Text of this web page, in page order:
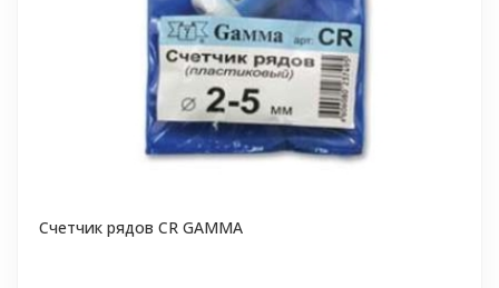
Счетчик рядов CR GAMMA